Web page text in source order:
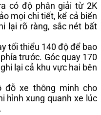
có độ phân giải từ 2K
mọi chi tiết, kể cả biển
lại rõ ràng, sắc nét bất
tối thiểu 140 độ để bao
trước. Góc quay 170
lại cả khu vực hai bên
đỗ xe thông minh cho
hình xung quanh xe lúc